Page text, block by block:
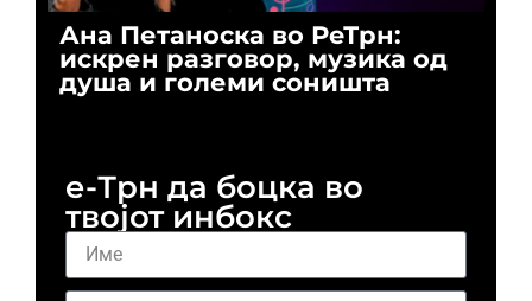
Ана Петаноска во РеТрн:
искрен разговор, музика од
душа и големи соништа
е-Трн да боцка во
твојот инбокс